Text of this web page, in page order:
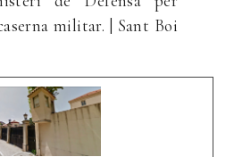
militar. | Sant Boi